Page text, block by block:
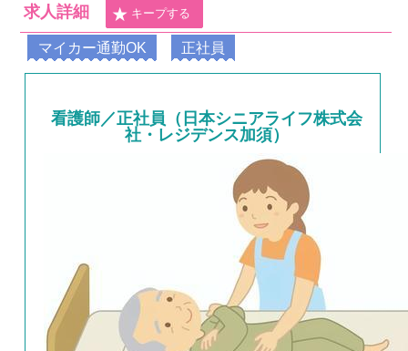
求人詳細 キープする
マイカー通勤OK 正社員
看護師／正社員（日本シニアライフ株式会
社・レジデンス加須）